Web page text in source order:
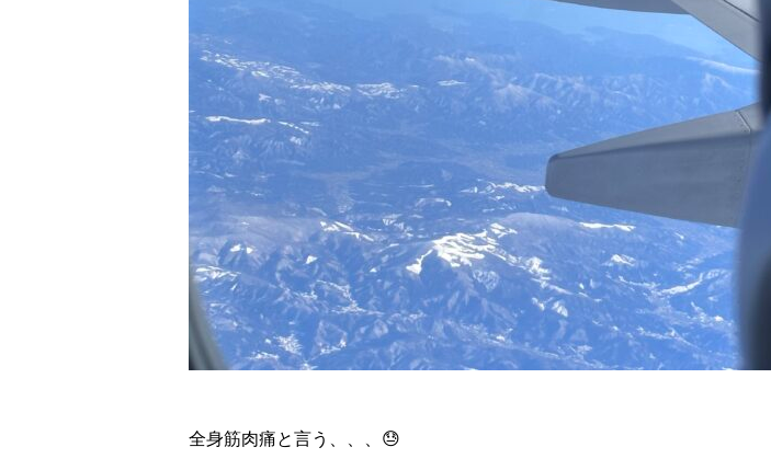
全身筋肉痛と言う、、、😓